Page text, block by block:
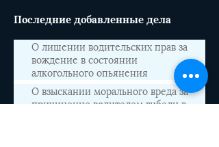
​Последние добавленные дела
О лишении водительских прав за
вождение в состоянии
алкогольного опьянения
О взыскании морального вреда за
причинение водителем гибели в